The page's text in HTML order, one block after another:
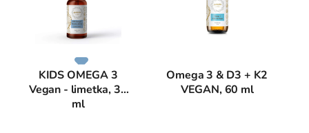
KIDS OMEGA 3
Vegan - limetka, 30
ml
Omega 3 & D3 + K2
VEGAN, 60 ml